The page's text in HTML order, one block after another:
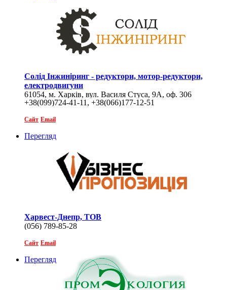
Солід Інжиніринг - редуктори, мотор-редуктори,
електродвигуни
61054, м. Харків, вул. Василя Стуса, 9А, оф. 306
+38(099)724-41-11, +38(066)177-12-51
Сайт Email
Перегляд
Харвест-Днепр, ТОВ
(056) 789-85-28
Сайт Email
Перегляд